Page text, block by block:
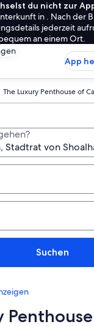
du nicht zur
in . Nach der
jederzeit
an einem Ort.
App
The Luxury Penthouse of
Suchen